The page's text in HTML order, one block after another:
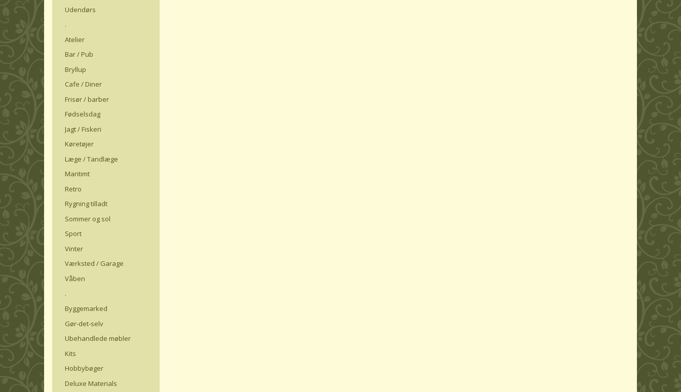
Udendørs
.
Atelier
Bar / Pub
Bryllup
Cafe / Diner
Frisør / barber
Fødselsdag
Jagt / Fiskeri
Køretøjer
Læge / Tandlæge
Maritimt
Retro
Rygning tilladt
Sommer og sol
Sport
Vinter
Værksted / Garage
Våben
.
Byggemarked
Gør-det-selv
Ubehandlede møbler
Kits
Hobbybøger
Deluxe Materials